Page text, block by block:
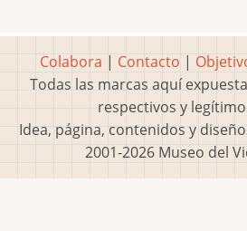
Colabora | Contacto |
Todas las marcas aquí
respectivos y
Idea, página, contenidos y
2001-2026 Museo del